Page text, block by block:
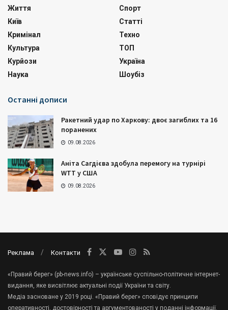
Життя
Київ
Кримінал
Культура
Курйози
Наука
Спорт
Статті
Техно
ТОП
Україна
Шоубіз
Останні дописи
Ракетний удар по Харкову: двоє загиблих та 16
поранених
09.08.2026
Аніта Сагдієва здобула перемогу на турнірі
WTT у США
09.08.2026
Реклама Контакти
«Правий берег» (pb-news.info) – українське суспільно-політичне інтернет-
видання, яке висвітлює актуальні події України та світу.
Медіа засноване у 2019 році. «Правий берег» сповідує принципи
оперативності, достовірності та аргументованості у поданні інформації.